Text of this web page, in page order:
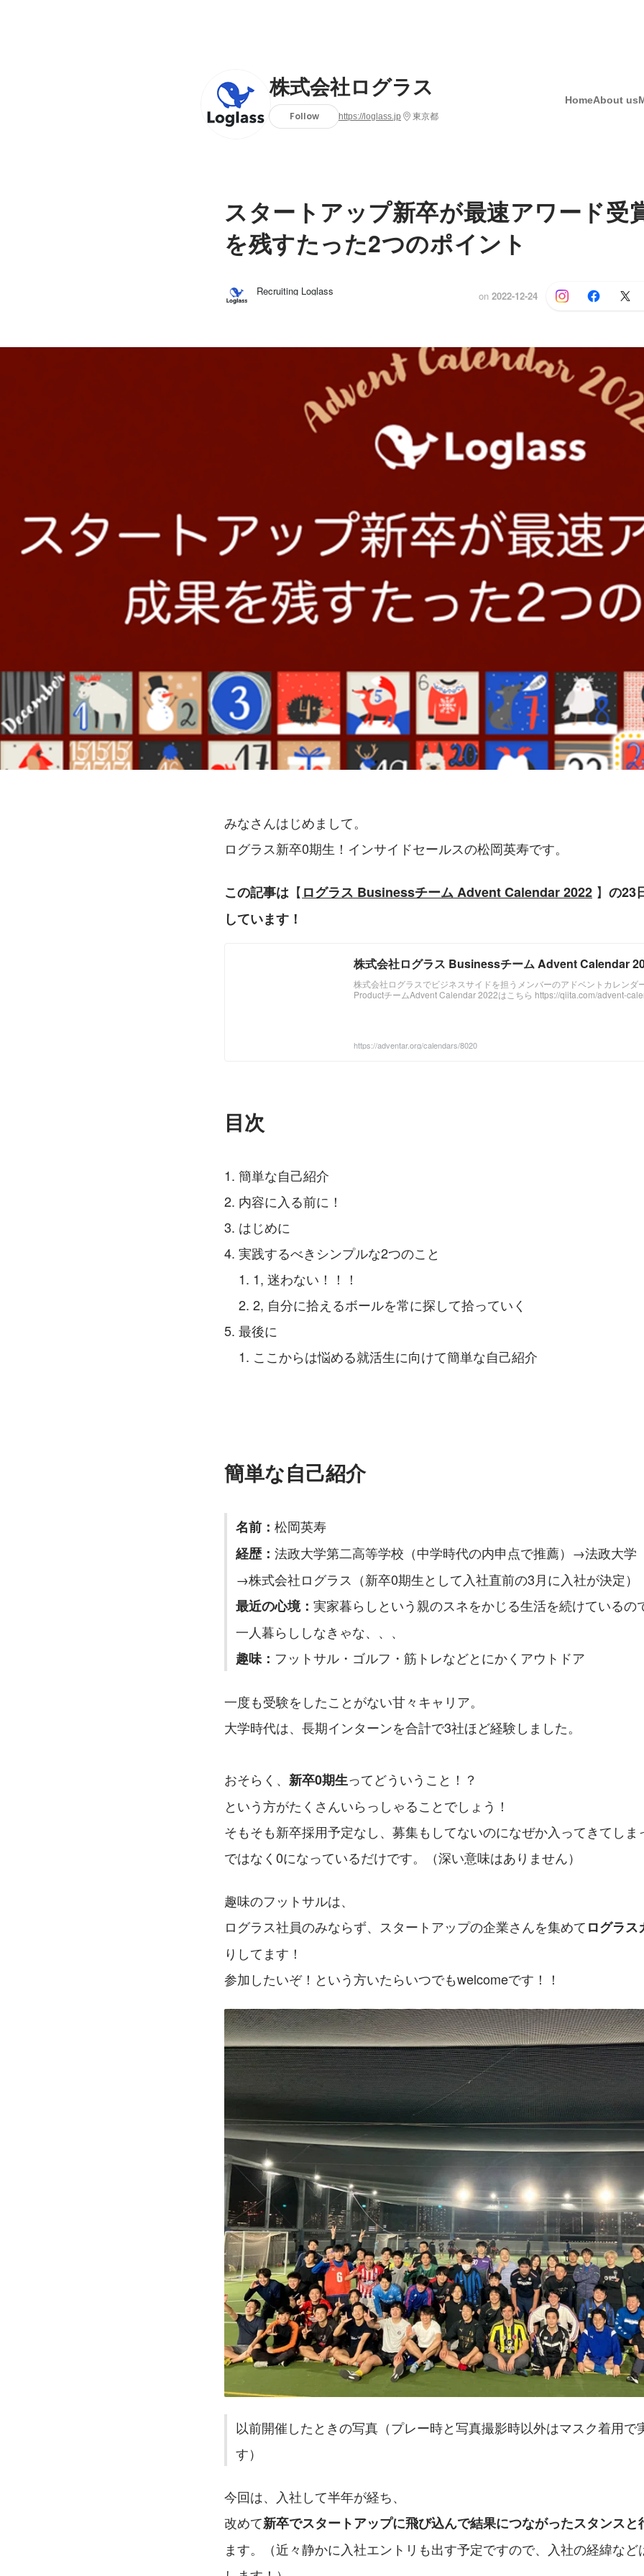
株式会社ログラス
Follow https://loglass.jp 東京都
HomeAbout us
スタートアップ新卒が最速アワード受
を残すたった2つのポイント
Recruiting Loglass on 2022-12-24
みなさんはじめまして。
ログラス新卒0期生！インサイドセールスの松岡英寿です。
この記事は 【ログラス Businessチーム Advent Calendar 2022 】 の23
しています！
株式会社ログラス Businessチーム Advent Calendar
株式会社ログラスでビジネスサイドを担うメンバーのアドベントカレンダ
ProductチームAdvent Calendar 2022はこちら https://qiita.com/advent-
https://adventar.org/calendars/8020
目次
簡単な自己紹介
内容に入る前に！
はじめに
実践するべきシンプルな2つのこと
1, 迷わない！！！
2, 自分に拾えるボールを常に探して拾っていく
最後に
ここからは悩める就活生に向けて簡単な自己紹介
簡単な自己紹介
名前： 松岡英寿
経歴： 法政大学第二高等学校（中学時代の内申点で推薦）→法政大学
→株式会社ログラス（新卒0期生として入社直前の3月に入社が決定）
最近の心境： 実家暮らしという親のスネをかじる生活を続けているの
一人暮らししなきゃな、、、
趣味： フットサル・ゴルフ・筋トレなどとにかくアウトドア
一度も受験をしたことがない甘々キャリア。
大学時代は、長期インターンを合計で3社ほど経験しました。
おそらく、 新卒0期生ってどういうこと！？
という方がたくさんいらっしゃることでしょう！
そもそも新卒採用予定なし、募集もしてないのになぜか入ってきてしま
ではなく0になっているだけです。（深い意味はありません）
趣味のフットサルは、
ログラス社員のみならず、スタートアップの企業さんを集めてログラス
りしてます！
参加したいぞ！という方いたらいつでもwelcomeです！！
以前開催したときの写真（プレー時と写真撮影時以外はマスク着用で
す）
今回は、入社して半年が経ち、
改めて新卒でスタートアップに飛び込んで結果につながったスタンスと
ます。（近々静かに入社エントリも出す予定ですので、入社の経緯など